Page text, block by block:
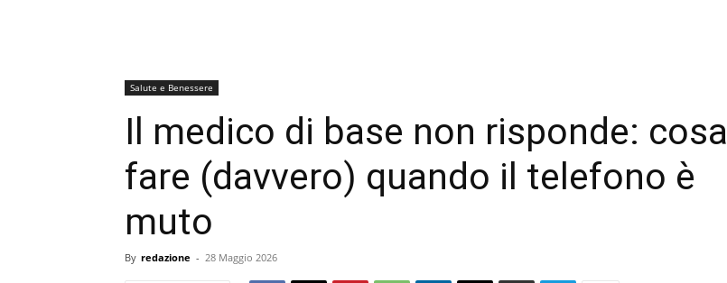
Salute e Benessere
Il medico di base non risponde: cosa
fare (davvero) quando il telefono è
muto
By redazione - 28 Maggio 2026